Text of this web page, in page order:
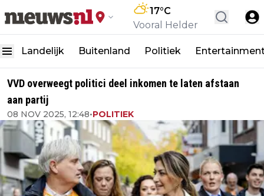
17°C
Vooral Helder
Landelijk Buitenland Politiek
VVD overweegt politici deel inkomen te laten afstaan
aan partij
08 NOV 2025, 12:48•POLITIEK